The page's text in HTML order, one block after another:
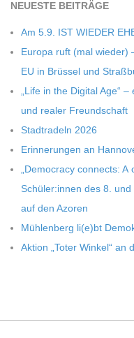
NEU­ESTE BEITRÄGE
Am 5.9. IST WIEDER
Europa ruft (mal wie­der)
EU in Brüs­sel und
„Life in the Digi­tal Age“
und rea­ler Freundschaft
Stadt­ra­deln 2026
Erin­ne­run­gen an
„Demo­cracy con­nects:
Schüler:innen des 8.
auf den Azoren
Müh­len­berg li(e)bt
Aktion „Toter Win­kel“ an